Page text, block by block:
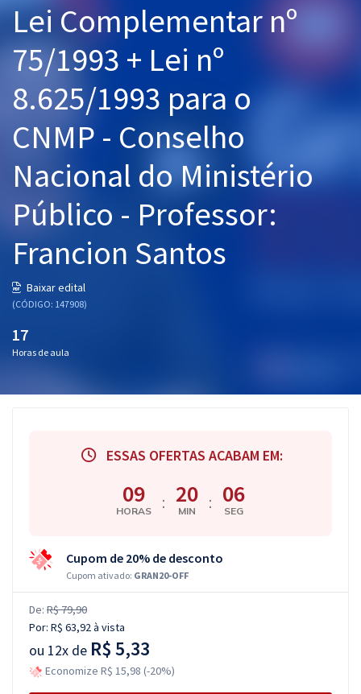
Cursos 20% OFF
Pós
Graduação
OAB
Mentorias
Questões grátis
Aprovados
Lei Complementar nº
75/1993 + Lei nº
8.625/1993 para o
CNMP - Conselho
Nacional do Ministério
Público - Professor:
Francion Santos
Baixar edital
(CÓDIGO: 147908)
17
Horas de aula
ESSAS OFERTAS ACABAM EM:
09
HORAS : 20
MIN : 05
SEG
Cupom de 20% de desconto
Cupom ativado: GRAN20-OFF
De: R$ 79,90
Por: R$ 63,92à vista
ou 12x de R$ 5,33
Economize R$ 15,98 (-20%)